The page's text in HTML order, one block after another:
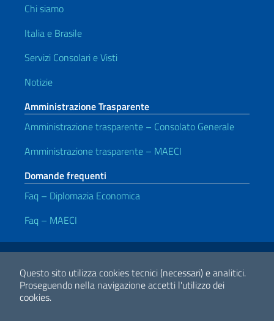
Questo sito utilizza cookies tecnici (necessari) e analitici.
Proseguendo nella navigazione accetti l'utilizzo dei
cookies.
Chi siamo
Italia e Brasile
Servizi Consolari e Visti
Notizie
Amministrazione Trasparente
Amministrazione trasparente – Consolato Generale
Amministrazione trasparente – MAECI
Domande frequenti
Faq – Diplomazia Economica
Faq – MAECI
Link Utili